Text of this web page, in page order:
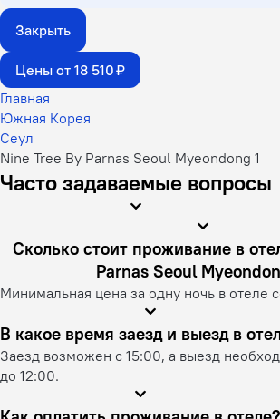
Закрыть
Цены от 18 510 ₽
Главная
Южная Корея
Сеул
Nine Tree By Parnas Seoul Myeondong 1
Часто задаваемые вопросы
Сколько стоит проживание в отеле Nine Tree By
Parnas Seoul
Минимальная цена за одну ночь в отеле
В какое время заезд
Заезд возможен с 15:00, а выезд
до 12:00.